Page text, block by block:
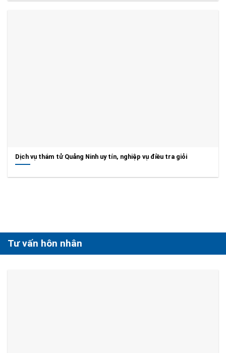
Dịch vụ thám tử Quảng Ninh uy tín, nghiệp vụ điều tra giỏi
Tư vấn hôn nhân